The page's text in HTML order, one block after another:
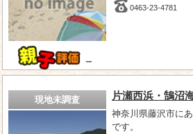
－
0463-23-4781
現地未調査 片瀬西浜・鵠沼
神奈川県藤沢市に
です。